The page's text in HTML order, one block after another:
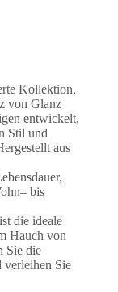
Kollektion,
von Glanz
entwickelt,
Stil und
aus
,
– bis
ist die ideale
Hauch von
Sie die
verleihen Sie